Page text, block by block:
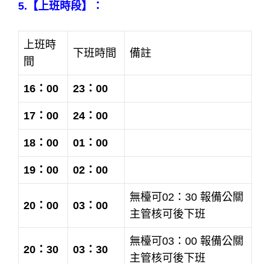
5.【上班時段】：
上班時
間
下班時間 備註
16：00 23：00
17：00 24：00
18：00 01：00
19：00 02：00
20：00 03：00
無檯可02：30 報備公關
主管核可後下班
20：30 03：30
無檯可03：00 報備公關
主管核可後下班